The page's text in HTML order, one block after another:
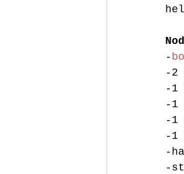
-
-2
-1
-1
-1
-1
-
-